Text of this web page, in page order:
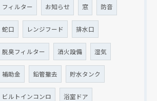
フィルター お知らせ 窓 防音
蛇口 レンジフード 排水口
脱臭フィルター 消火設備 湿気
補助金 鉛管撤去 貯水タンク
ビルトインコンロ 浴室ドア
チラシのページにジャンプします
チラシのページにジャンプします